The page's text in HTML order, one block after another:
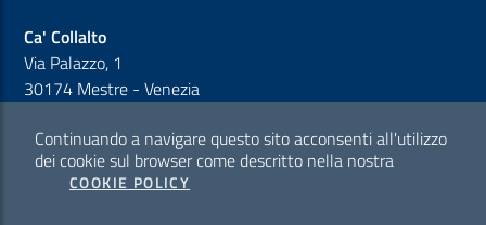
Ca' Collalto
Via Palazzo, 1
30174 Mestre - Venezia
Sezione Link Policy
Cookie policy
Continuando a navigare questo sito acconsenti all'utilizzo
dei cookie sul browser come descritto nella nostra
COOKIE POLICY